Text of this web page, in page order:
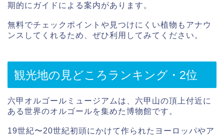
期的にガイドによる案内があります。
無料でチェックポイントや見つけにくい植物もアナウ
ンスしてくれるため、ぜひ利用してみてください。
観光地の見どころランキング・2位
六甲オルゴールミュージアムは、六甲山の頂上付近に
ある世界のオルゴールを集めた博物館です。
19世紀〜20世紀初頭にかけて作られたヨーロッパやア